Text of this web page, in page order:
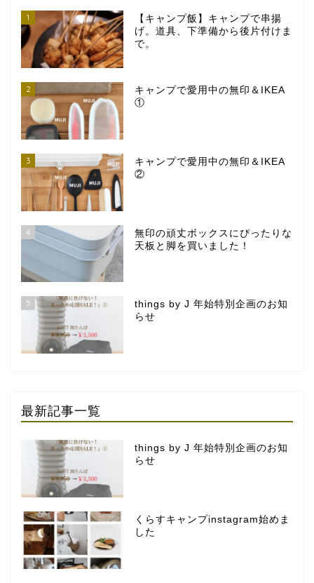
1
【キャンプ飯】キャンプで串揚
げ。道具、下準備から後片付けま
で。
2
キャンプで愛用中の無印＆IKEA
①
3
キャンプで愛用中の無印＆IKEA
②
4
無印の頑丈ボックスにぴったりな
天板と脚を買いました！
5
things by J 年始特別企画のお知
らせ
最新記事一覧
things by J 年始特別企画のお知
らせ
くらすキャンプinstagram始めま
した